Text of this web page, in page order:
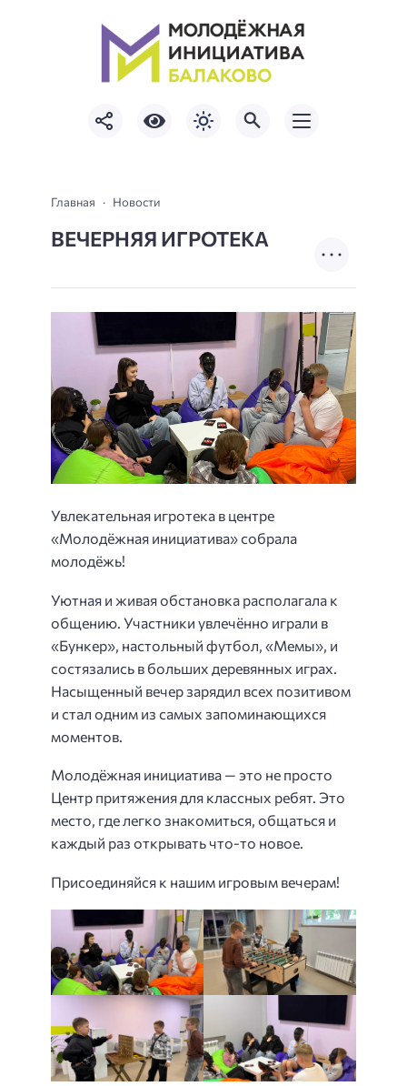
Главная Новости
ВЕЧЕРНЯЯ ИГРОТЕКА
Увлекательная игротека в центре
«Молодёжная инициатива» собрала
молодёжь!
Уютная и живая обстановка располагала к
общению. Участники увлечённо играли в
«Бункер», настольный футбол, «Мемы», и
состязались в больших деревянных играх.
Насыщенный вечер зарядил всех позитивом
и стал одним из самых запоминающихся
моментов.
Молодёжная инициатива — это не просто
Центр притяжения для классных ребят. Это
место, где легко знакомиться, общаться и
каждый раз открывать что-то новое.
Присоединяйся к нашим игровым вечерам!